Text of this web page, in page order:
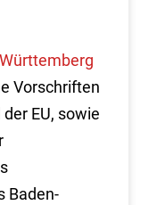
Vorschriften
EU, sowie
Baden-